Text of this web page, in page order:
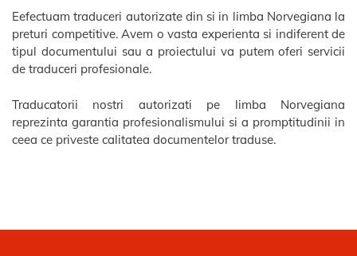
Eefectuam traduceri autorizate din si in limba Norvegiana la
preturi competitive. Avem o vasta experienta si indiferent de
tipul documentului sau a proiectului va putem oferi servicii
de traduceri profesionale.
Traducatorii nostri autorizati pe limba Norvegiana
reprezinta garantia profesionalismului si a promptitudinii in
ceea ce priveste calitatea documentelor traduse.